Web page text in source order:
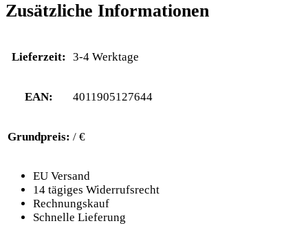
Zusätzliche Informationen
Lieferzeit: 3-4 Werktage
EAN: 4011905127644
Grundpreis: / €
EU Versand
14 tägiges Widerrufsrecht
Rechnungskauf
Schnelle Lieferung